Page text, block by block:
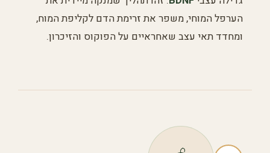
הערפל המוחי, משפר את זרימת הדם לקליפת המוח,
ומחדד תאי עצב שאחראיים על הפוקוס והזיכרון.